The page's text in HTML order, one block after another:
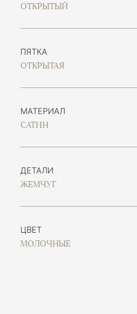
ОТКРЫТЫЙ
ПЯТКА
ОТКРЫТАЯ
МАТЕРИАЛ
САТИН
ДЕТАЛИ
ЖЕМЧУГ
ЦВЕТ
МОЛОЧНЫЕ